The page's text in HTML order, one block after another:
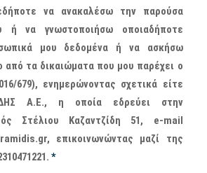
να ανακαλέσω την παρούσα
ή να γνωστοποιήσω οποιαδήποτε
μου δεδομένα ή να ασκήσω
από τα δικαιώματα που μου παρέχει ο
679), ενημερώνοντας σχετικά είτε
Α.Ε., η οποία εδρεύει στην
Στέλιου Καζαντζίδη 51, e-mail
επικοινωνώντας μαζί της
*